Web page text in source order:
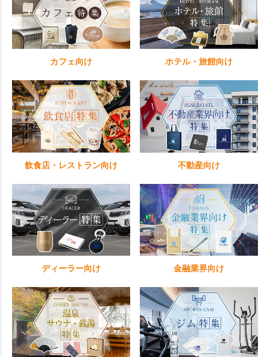
カフェ向け ホテル・旅館向け
飲食店・レストラン向け 不動産向け
ディーラー向け 金融業界向け